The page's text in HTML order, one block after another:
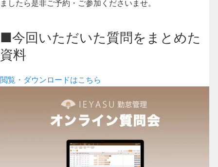
ましたら是非ご予約・ご参加くださいませ。
■今回いただいた質問をまとめた
資料
閲覧・ダウンロードはこちら